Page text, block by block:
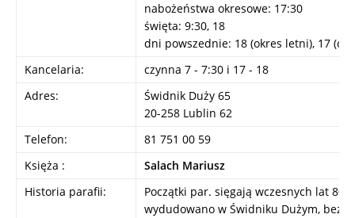
nabożeństwa okresowe: 17:30
święta: 9:30, 18
dni powszednie: 18 (okres letni), 17
Kancelaria:
czynna 7 - 7:30 i 17 - 18
Adres:
Świdnik Duży 65
20-258 Lublin 62
Telefon:
81 751 00 59
Księża :
Salach Mariusz
Historia parafii:
Początki par. sięgają wczesnych lat 80-
wydudowano w Świdniku Dużym, bez